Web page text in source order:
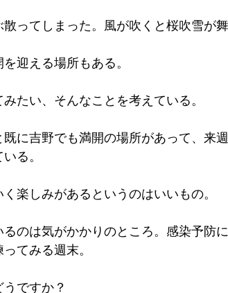
ってしまった。風が吹くと桜吹雪が舞
迎える場所もある。
たい、そんなことを考えている。
に吉野でも満開の場所があって、来
る。
楽しみがあるというのはいいもの。
のは気がかかりのところ。感染予防に
てみる週末。
ですか？